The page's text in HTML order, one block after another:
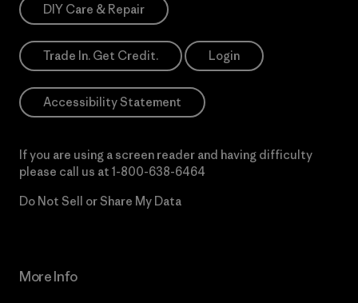
DIY Care & Repair
Trade In. Get Credit. Login
Accessibility Statement
If you are using a screen reader and having difficulty
please call us at 1-800-638-6464
Do Not Sell or Share My Data
More Info